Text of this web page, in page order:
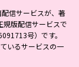
信サービスが、著
規版配信サービスで
号）です。
いるサービスの一